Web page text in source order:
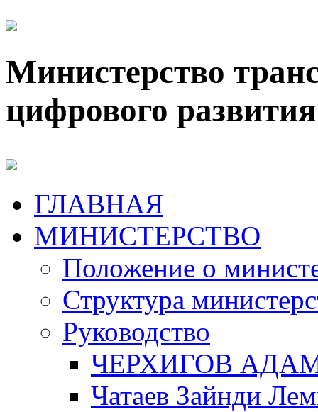
Министерство
цифрового
ГЛАВНАЯ
МИНИСТЕРСТВО
Положение о
Структура
Руководство
ЧЕРХИГОВ
Чатаев Зайнди